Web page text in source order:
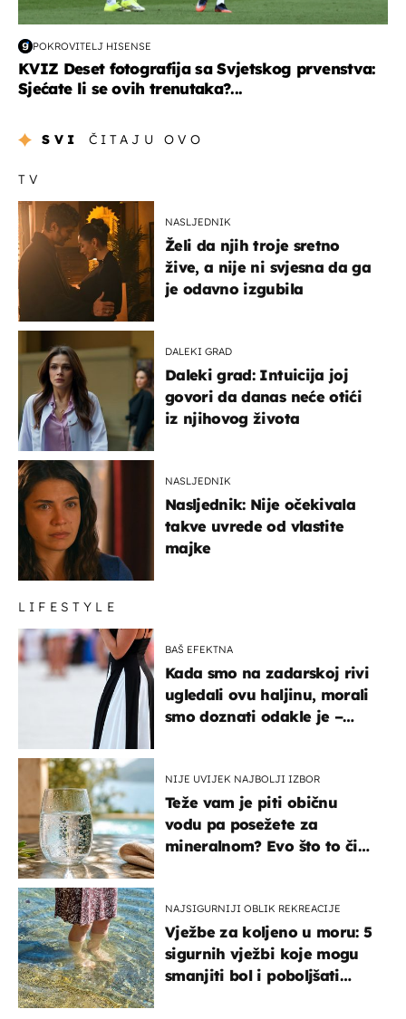
POKROVITELJ HISENSE
KVIZ Deset fotografija sa Svjetskog prvenstva:
Sjećate li se ovih trenutaka?...
SVI ČITAJU OVO
TV
NASLJEDNIK
Želi da njih troje sretno
žive, a nije ni svjesna da ga
je odavno izgubila
DALEKI GRAD
Daleki grad: Intuicija joj
govori da danas neće otići
iz njihovog života
NASLJEDNIK
Nasljednik: Nije očekivala
takve uvrede od vlastite
majke
LIFESTYLE
BAŠ EFEKTNA
Kada smo na zadarskoj rivi
ugledali ovu haljinu, morali
smo doznati odakle je –
NIJE UVIJEK NAJBOLJI IZBOR
Teže vam je piti običnu
vodu pa posežete za
mineralnom? Evo što to čini
NAJSIGURNIJI OBLIK REKREACIJE
Vježbe za koljeno u moru: 5
sigurnih vježbi koje mogu
smanjiti bol i poboljšati